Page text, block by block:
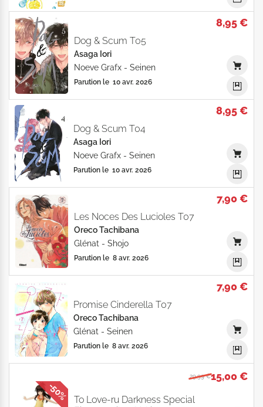
8,95 €
Dog & Scum T05
Asaga Iori
Noeve Grafx - Seinen
Parution le 10 avr. 2026
8,95 €
Dog & Scum T04
Asaga Iori
Noeve Grafx - Seinen
Parution le 10 avr. 2026
7,90 €
Les Noces Des Lucioles T07
Oreco Tachibana
Glénat - Shojo
Parution le 8 avr. 2026
7,90 €
Promise Cinderella T07
Oreco Tachibana
Glénat - Seinen
Parution le 8 avr. 2026
29,99 €15,00 €
To Love-ru Darkness Special
-50%